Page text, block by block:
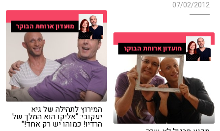
07/02/2012
מועדון ארוחת הבוקר
המירוץ לתהילה של גיא
יעקובי: "אליקו הוא המלך של
הרדיו! כמוהו יש רק אחד!"
מועדון ארוחת הבוקר